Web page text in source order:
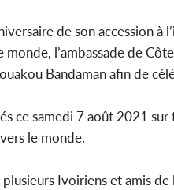
de son accession à
l’ambassade de
Bandaman afin de
ce samedi 7 août 2021
le monde.
Ivoiriens et amis